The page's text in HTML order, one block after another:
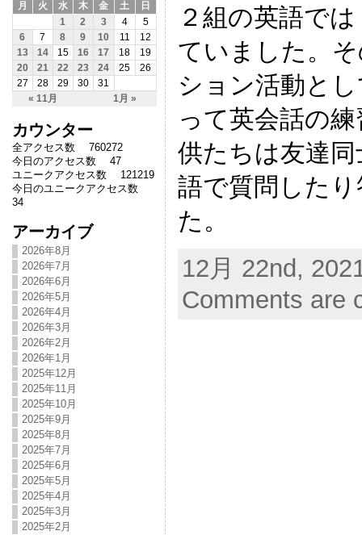
月
火 水 木 金 土 日
« 11月 1月 »
1 2 3 4
5
6
7 8 9 10 11
12
13
14 15 16 17 18
19
20
21 22 23 24 25
26
27
28 29 30 31
カウンター
全アクセス数 760272
今日のアクセス数 47
ユニークアクセス数 121219
今日のユニークアクセス数
34
アーカイブ
2026年8月
2026年7月
2026年6月
2026年5月
2026年4月
2026年3月
2026年2月
2026年1月
2025年12月
2025年11月
2025年10月
2025年9月
2025年8月
2025年7月
2025年6月
2025年5月
2025年4月
2025年3月
2025年2月
２組の英語で
ていました。
ション活動と
って英会話の
供たちは友達
語で質問した
た。
12月 22nd,
Comments are